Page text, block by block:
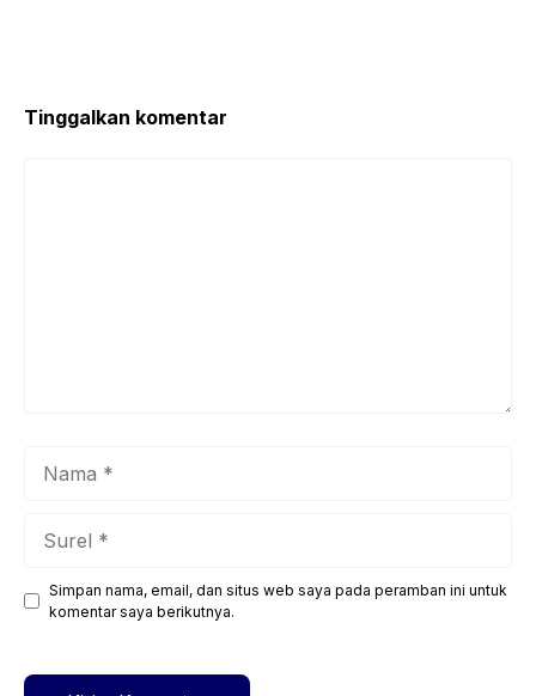
Tinggalkan komentar
Situs
web
Simpan nama, email, dan situs web saya pada peramban ini untuk
komentar saya berikutnya.